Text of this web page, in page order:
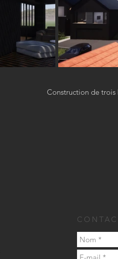
Construction de trois